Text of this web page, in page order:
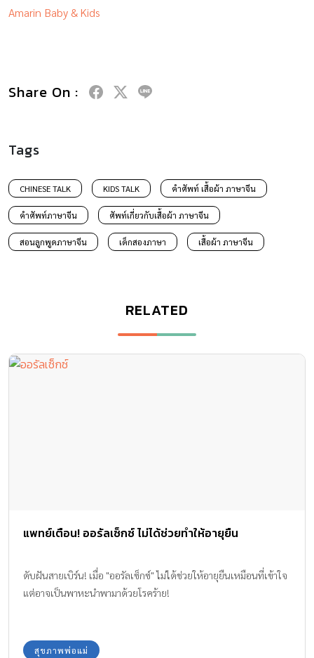
Amarin Baby & Kids
Share On :
Tags
CHINESE TALK KIDS TALK คำศัพท์ เสื้อผ้า ภาษาจีน
คำศัพท์ภาษาจีน ศัพท์เกี่ยวกับเสื้อผ้า ภาษาจีน
สอนลูกพูดภาษาจีน เด็กสองภาษา เสื้อผ้า ภาษาจีน
RELATED
แพทย์เตือน! ออรัลเซ็กซ์ ไม่ได้ช่วยทำให้อายุยืน
ดับฝันสายเบิร์น! เมื่อ "ออรัลเซ็กซ์" ไม่ได้ช่วยให้อายุยืนเหมือนที่เข้าใจ
แต่อาจเป็นพาหะนำพามาด้วยโรคร้าย!
สุขภาพพ่อแม่